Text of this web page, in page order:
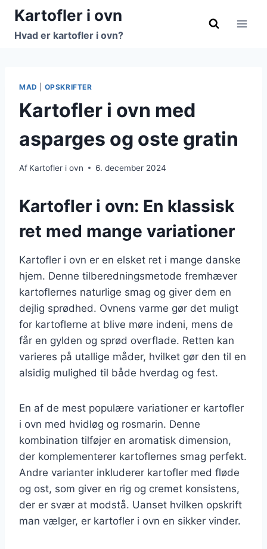
Fortsæt
indhold
Kartofler i ovn
Hvad er kartofler i ovn?
MAD OPSKRIFTER
Kartofler i ovn med
asparges og oste gratin
Af Kartofler i ovn 6. december 2024
Kartofler i ovn: En klassisk
ret med mange variationer
Kartofler i ovn er en elsket ret i mange danske
hjem. Denne tilberedningsmetode fremhæver
kartoflernes naturlige smag og giver dem en
dejlig sprødhed. Ovnens varme gør det muligt
for kartoflerne at blive møre indeni, mens de
får en gylden og sprød overflade. Retten kan
varieres på utallige måder, hvilket gør den til en
alsidig mulighed til både hverdag og fest.
En af de mest populære variationer er kartofler
i ovn med hvidløg og rosmarin. Denne
kombination tilføjer en aromatisk dimension,
der komplementerer kartoflernes smag perfekt.
Andre varianter inkluderer kartofler med fløde
og ost, som giver en rig og cremet konsistens,
der er svær at modstå. Uanset hvilken opskrift
man vælger, er kartofler i ovn en sikker vinder.